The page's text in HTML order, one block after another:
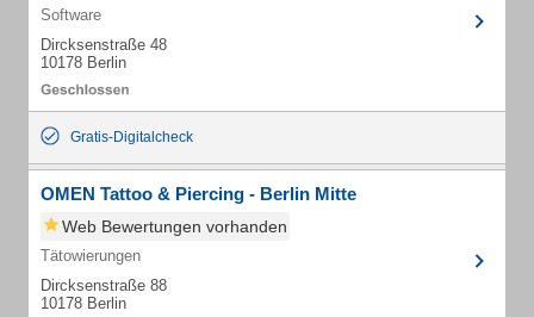
Software
Dircksenstraße 48
10178 Berlin
Gratis-Digitalcheck
OMEN Tattoo & Piercing - Berlin Mitte
Web Bewertungen vorhanden
Tätowierungen
Dircksenstraße 88
10178 Berlin